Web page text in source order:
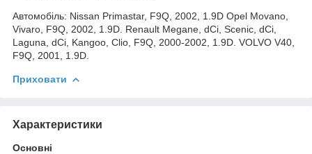
Автомобіль: Nissan Primastar, F9Q, 2002, 1.9D Opel Movano,
Vivaro, F9Q, 2002, 1.9D. Renault Megane, dCi, Scenic, dCi,
Laguna, dCi, Kangoo, Clio, F9Q, 2000-2002, 1.9D. VOLVO V40,
F9Q, 2001, 1.9D.
Приховати
Характеристики
Основні